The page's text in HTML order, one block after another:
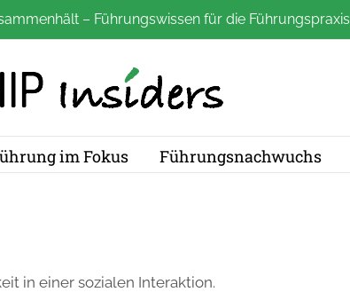
– Führungswissen für die Führungspraxis
im Fokus Führungsnachwuchs
in einer sozialen Interaktion.